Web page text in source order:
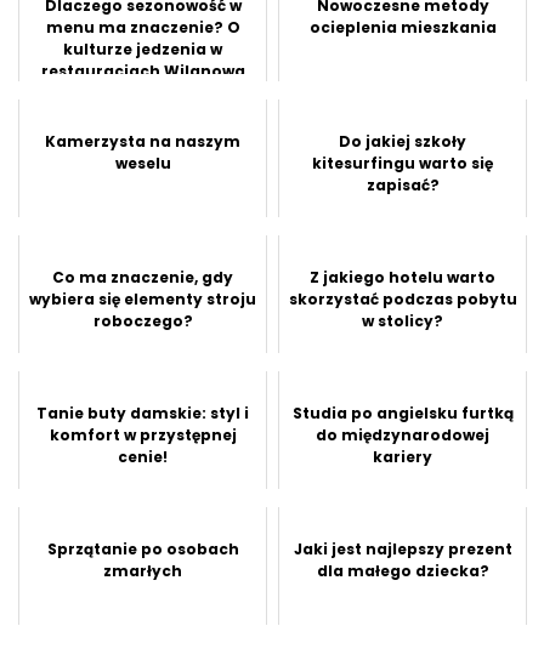
Dlaczego sezonowość w
menu ma znaczenie? O
kulturze jedzenia w
restauracjach Wilanowa
Nowoczesne metody
ocieplenia mieszkania
Kamerzysta na naszym
weselu
Do jakiej szkoły
kitesurfingu warto się
zapisać?
Co ma znaczenie, gdy
wybiera się elementy stroju
roboczego?
Z jakiego hotelu warto
skorzystać podczas pobytu
w stolicy?
Tanie buty damskie: styl i
komfort w przystępnej
cenie!
Studia po angielsku furtką
do międzynarodowej
kariery
Sprzątanie po osobach
zmarłych
Jaki jest najlepszy prezent
dla małego dziecka?